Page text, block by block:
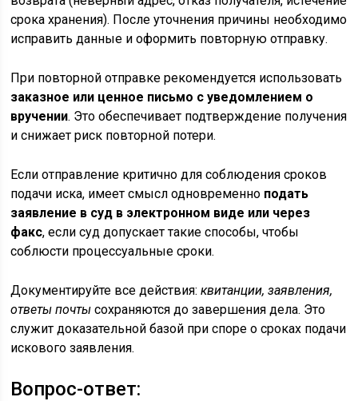
срока хранения). После уточнения причины необходимо
исправить данные и оформить повторную отправку.
При повторной отправке рекомендуется использовать
заказное или ценное письмо с уведомлением о
вручении. Это обеспечивает подтверждение получения
и снижает риск повторной потери.
Если отправление критично для соблюдения сроков
подачи иска, имеет смысл одновременно подать
заявление в суд в электронном виде или через
факс, если суд допускает такие способы, чтобы
соблюсти процессуальные сроки.
Документируйте все действия:квитанции, заявления,
ответы почты сохраняются до завершения дела. Это
служит доказательной базой при споре о сроках подачи
искового заявления.
Вопрос-ответ: